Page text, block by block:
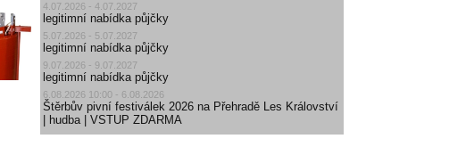
4.07.2026 - 4.07.2027
legitimní nabídka půjčky
5.07.2026 - 5.07.2027
legitimní nabídka půjčky
9.07.2026 - 9.07.2027
legitimní nabídka půjčky
6.08.2026 10:00 - 6.08.2026
Štěrbův pivní festiválek 2026 na Přehradě Les Království
| hudba | VSTUP ZDARMA